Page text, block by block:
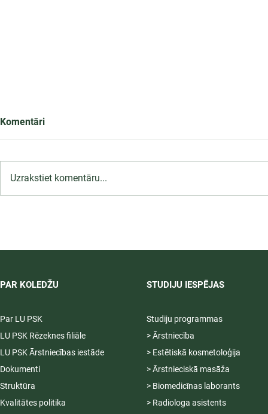
Komentāri
Uzrakstiet komentāru...
PAR KOLEDŽU
Par LU PSK
LU PSK Rēzeknes filiāle
LU PSK Ārstniecības iestāde
Dokumenti
Struktūra
Kvalitātes politika
STUDIJU IESPĒJAS
Studiju programmas
> Ārstniecība
> Estētiskā kosmetoloģija
> Ārstnieciskā masāža
> Biomedicīnas laborants
> Radiologa asistents